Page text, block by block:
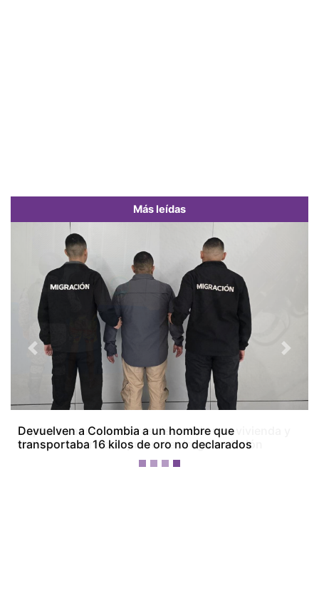
Más leídas
Capturan a tres hombres dentro de una vivienda y
detienen a otro con presunta droga en Colón
Previous Next